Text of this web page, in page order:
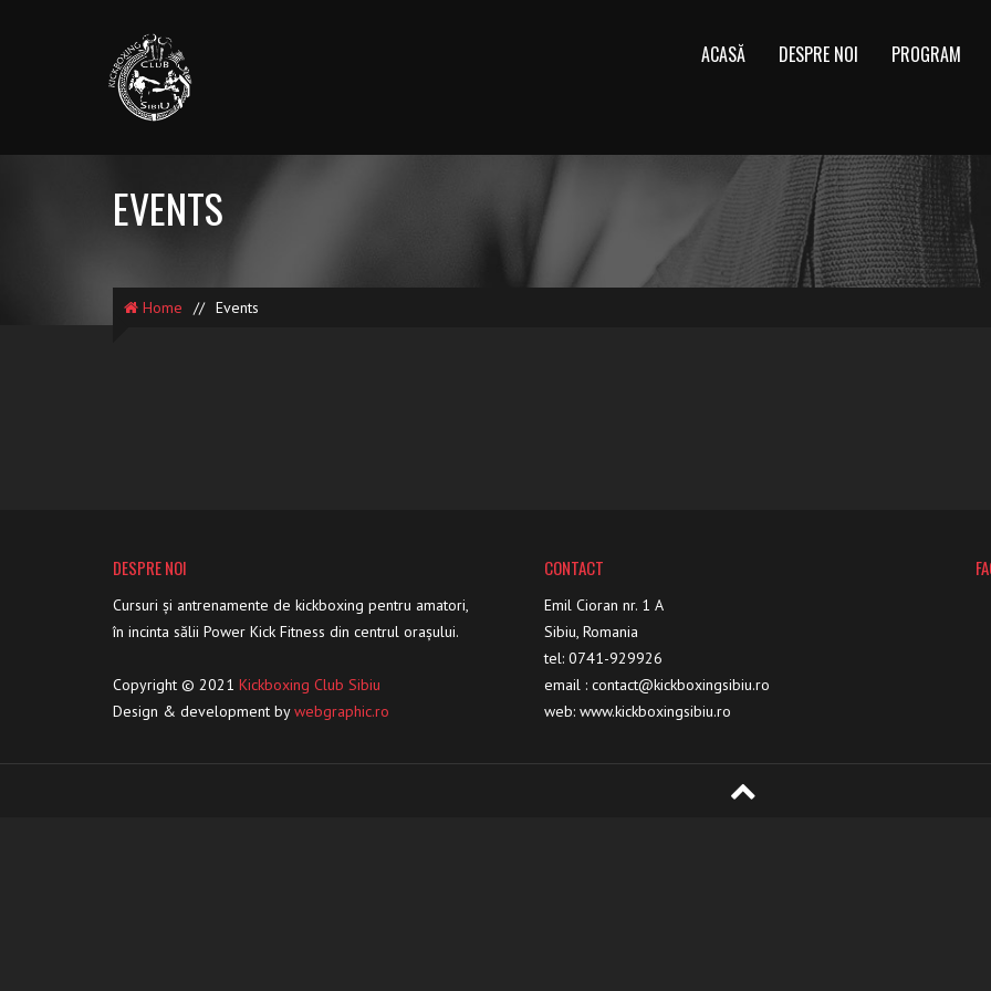
ACASĂ DESPRE NOI PROGRAM
EVENTS
Home // Events
DESPRE NOI
Cursuri și antrenamente de kickboxing pentru amatori,
în incinta sălii Power Kick Fitness din centrul orașului.
Copyright © 2021 Kickboxing Club Sibiu
Design & development bywebgraphic.ro
CONTACT
Emil Cioran nr. 1 A
Sibiu, Romania
tel: 0741-929926
email : contact@kickboxingsibiu.ro
web: www.kickboxingsibiu.ro